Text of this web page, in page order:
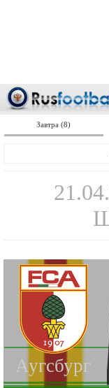
Завтра (8)
Аугсбург